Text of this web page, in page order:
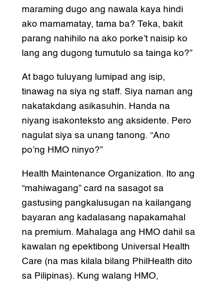
maraming dugo ang nawala kaya hindi
ako mamamatay, tama ba? Teka, bakit
parang nahihilo na ako porke’t naisip ko
lang ang dugong tumutulo sa tainga ko?”
At bago tuluyang lumipad ang isip,
tinawag na siya ng staff. Siya naman ang
nakatakdang asikasuhin. Handa na
niyang isakonteksto ang aksidente. Pero
nagulat siya sa unang tanong. “Ano
po’ng HMO ninyo?”
Health Maintenance Organization. Ito ang
“mahiwagang” card na sasagot sa
gastusing pangkalusugan na kailangang
bayaran ang kadalasang napakamahal
na premium. Mahalaga ang HMO dahil sa
kawalan ng epektibong Universal Health
Care (na mas kilala bilang PhilHealth dito
sa Pilipinas). Kung walang HMO,